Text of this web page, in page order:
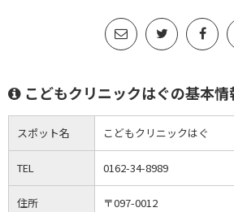
こどもクリニックはぐの基本情
スポット名 こどもクリニックはぐ
TEL 0162-34-8989
住所
〒097-0012